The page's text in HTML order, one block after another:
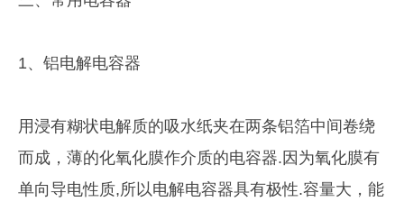
1、铝电解电容器
用浸有糊状电解质的吸水纸夹在两条铝箔中间卷绕
而成，薄的化氧化膜作介质的电容器.因为氧化膜有
单向导电性质,所以电解电容器具有极性.容量大，能